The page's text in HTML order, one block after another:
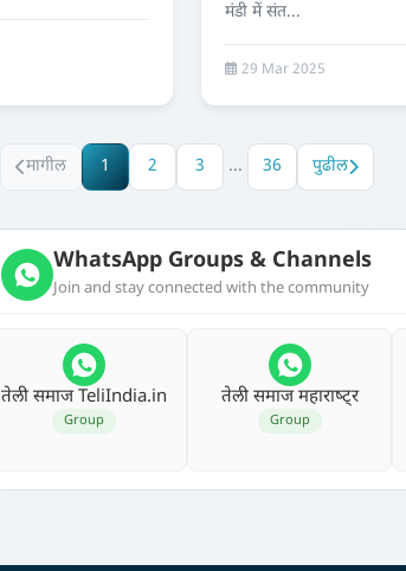
मंडी में संत...
29 Mar 2025
मागील 1 2 3 ... 36 पुढील
WhatsApp Groups & Channels
Join and stay connected with the community
तेली समाज TeliIndia.in
Group
तेली समाज महाराष्‍ट्र
Group